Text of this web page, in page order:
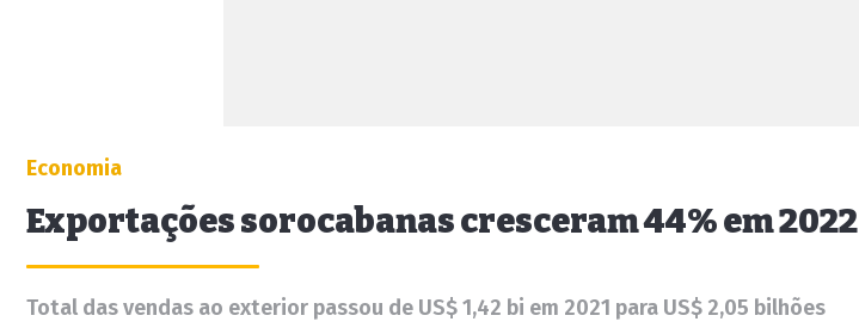
Economia
Exportações sorocabanas cresceram 44% em 2022
Total das vendas ao exterior passou de US$ 1,42 bi em 2021 para US$ 2,05 bilhões